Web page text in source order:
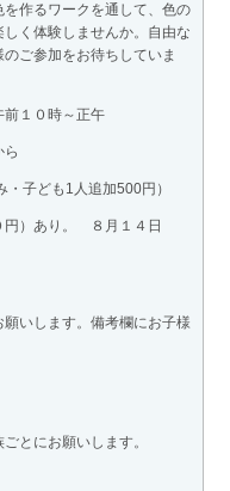
作るワークを通して、色の
く体験しませんか。自由な
ご参加をお待ちしていま
１０時～正午
子ども1人追加500円）
）あり。 ８月１４日
します。備考欄にお子様
お願いします。